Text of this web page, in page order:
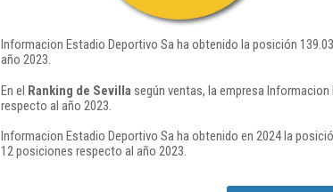
Informacion Estadio Deportivo Sa ha obtenido la posición
año 2023.
En el Ranking de Sevilla según ventas, la empresa
respecto al año 2023.
Informacion Estadio Deportivo Sa ha obtenido en 2024 la
12 posiciones respecto al año 2023.